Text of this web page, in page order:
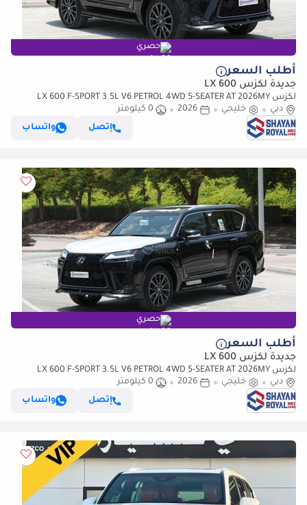
حصري
أطلب السعر
جديدة لكزس LX 600
لكزس LX 600 F-SPORT 3.5L V6 PETROL 4WD 5-SEATER AT 2026MY
دبي
خليجي 2026
0 كيلومتر
إتصل
واتساب
حصري
أطلب السعر
جديدة لكزس LX 600
لكزس LX 600 F-SPORT 3.5L V6 PETROL 4WD 5-SEATER AT 2026MY
دبي
خليجي 2026
0 كيلومتر
إتصل
واتساب